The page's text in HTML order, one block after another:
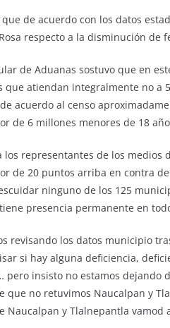
que de acuerdo con los datos
respecto a la disminución de
de Aduanas sostuvo que en
que atiendan integralmente no a
acuerdo al censo
de 6 millones menores de 18
los representantes de los medios
de 20 puntos arriba en contra
ninguno de los 125
presencia permanente en
revisando los datos municipio
si hay alguna deficiencia,
pero insisto no estamos dejando
que no retuvimos Naucalpan y
Naucalpan y Tlalnepantla